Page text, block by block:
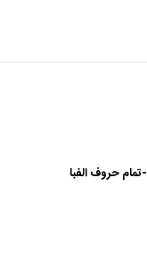
-تمام حروف الفبا